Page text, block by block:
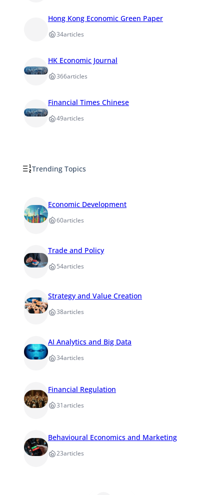
Hong Kong Economic Green Paper
34articles
HK Economic Journal
366articles
Financial Times Chinese
49articles
Trending Topics
Economic Development
60articles
Trade and Policy
54articles
Strategy and Value Creation
38articles
AI Analytics and Big Data
34articles
Financial Regulation
31articles
Behavioural Economics and Marketing
23articles